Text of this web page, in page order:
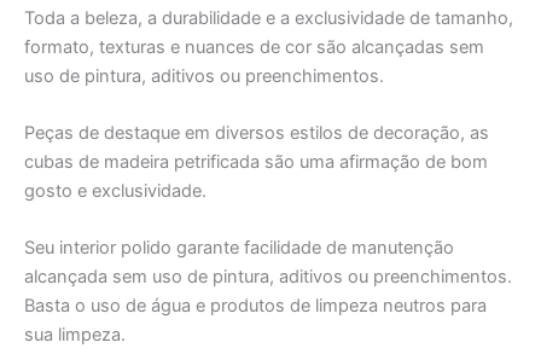
Toda a beleza, a durabilidade e a exclusividade de tamanho,
formato, texturas e nuances de cor são alcançadas sem
uso de pintura, aditivos ou preenchimentos.
Peças de destaque em diversos estilos de decoração, as
cubas de madeira petrificada são uma afirmação de bom
gosto e exclusividade.
Seu interior polido garante facilidade de manutenção
alcançada sem uso de pintura, aditivos ou preenchimentos.
Basta o uso de água e produtos de limpeza neutros para
sua limpeza.